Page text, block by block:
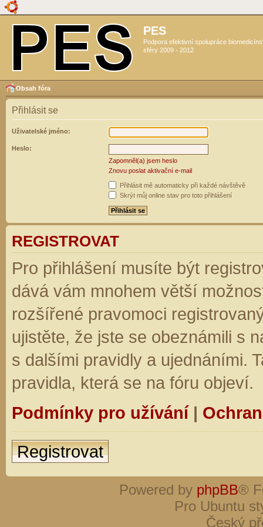
PES
Podpora efektivní spolupráce
sféry 2009 - 2012
Obsah fóra
Přihlásit se
Uživatelské jméno:
Heslo:
Zapomněl(a) jsem heslo
Znovu poslat aktivační e-mail
Přihlásit mě automaticky při každé návštěvě
Skrýt můj online stav pro toto přihlášení
REGISTROVAT
Pro přihlášení musíte být
dává vám mnohem větší
rozšířené pravomoci
ujistěte, že jste se obeznámili s
s dalšími pravidly a ujednáními.
pravidla, která se na fóru objeví.
Podmínky pro užívání|
Registrovat
Powered by phpBB®
Pro Ubuntu
Český